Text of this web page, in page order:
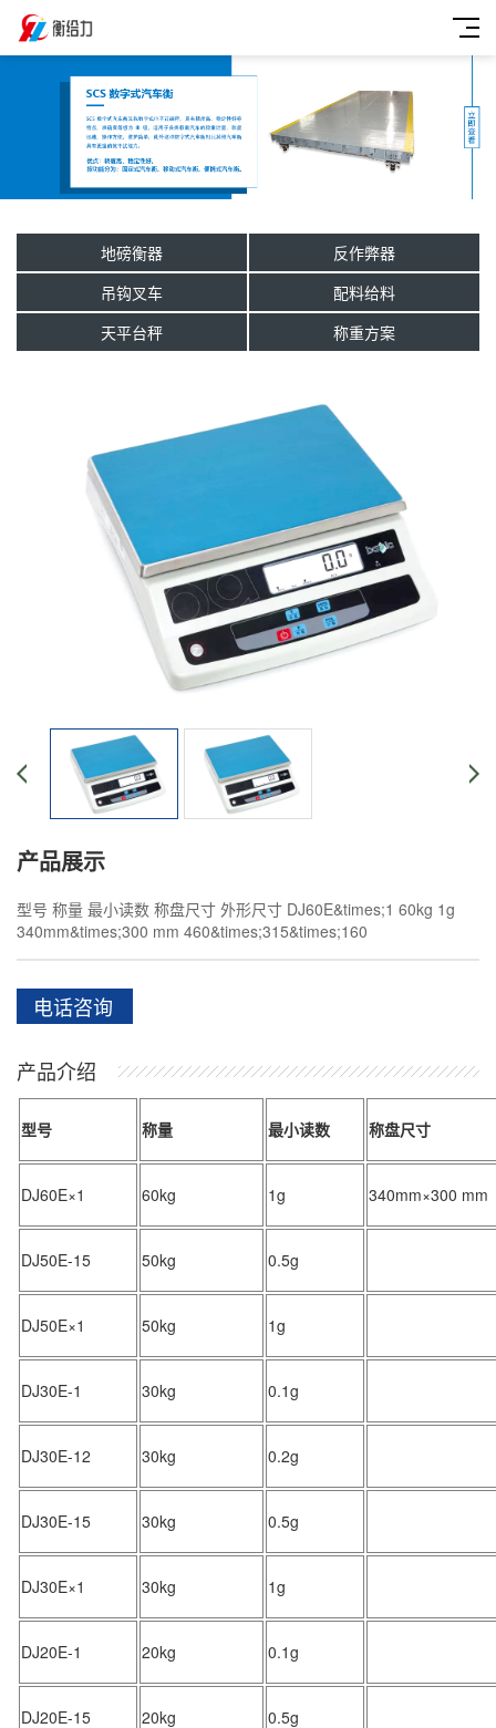
地磅衡器
反作弊器
吊钩叉车
配料给料
天平台秤
称重方案
产品展示
型号 称量 最小读数 称盘尺寸 外形尺寸 DJ60E&times;1 60kg 1g
340mm&times;300 mm 460&times;315&times;160
电话咨询
产品介绍
型号 称量 最小读数 称盘尺寸
DJ60E×1 60kg 1g 340mm×300 mm
DJ50E-15 50kg 0.5g
DJ50E×1 50kg 1g
DJ30E-1 30kg 0.1g
DJ30E-12 30kg 0.2g
DJ30E-15 30kg 0.5g
DJ30E×1 30kg 1g
DJ20E-1 20kg 0.1g
DJ20E-15 20kg 0.5g